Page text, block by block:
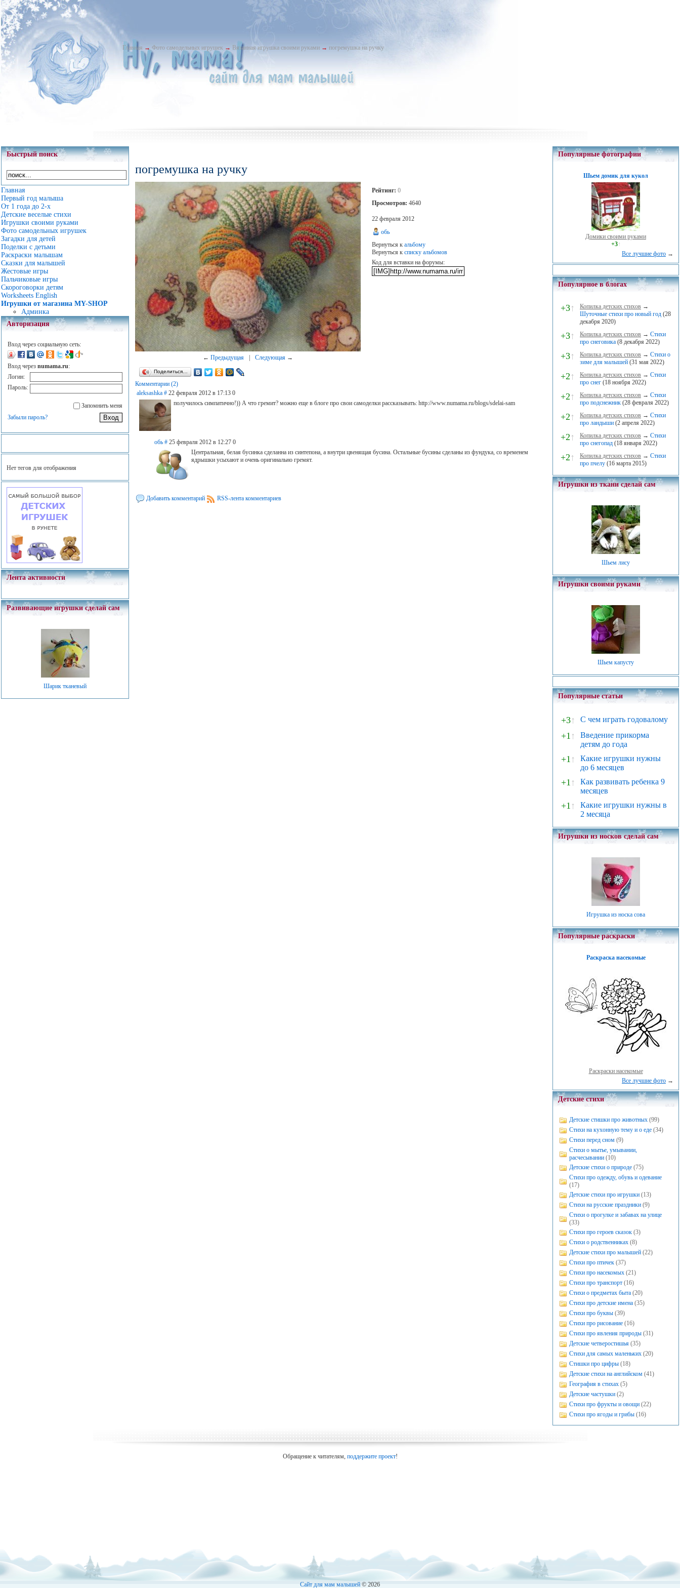
Главная → Фото самодельных игрушек → Вязанная игрушка своими руками → погремушка на ручку
Быстрый поиск
Главная
Первый год малыша
От 1 года до 2-х
Детские веселые стихи
Игрушки своими руками
Фото самодельных игрушек
Загадки для детей
Поделки с детьми
Раскраски малышам
Сказки для малышей
Жестовые игры
Пальчиковые игры
Скороговорки детям
Worksheets English
Игрушки от магазина MY-SHOP
Админка
Авторизация
Вход через социальную сеть:
Вход через numama.ru:
Логин:
Пароль:
Запомнить меня
Забыли пароль?
Нет тегов для отображения
Лента активности
Развивающие игрушки сделай сам
Шарик тканевый
погремушка на ручку
←Предыдущая Следующая →
Рейтинг:0
Просмотров:4640
22 февраля 2012
обь
Вернуться кальбому
Вернуться ксписку альбомов
Код для вставки на форумы:
Поделиться…
Комментарии (2)
aleksashka # 22 февраля 2012 в 17:13 0
получилось симпатично!)) А что гремит? можно еще в блоге про свои самоделки рассказывать: http://www.numama.ru/blogs/sdelai-sam
обь # 25 февраля 2012 в 12:27 0
Центральная, белая бусинка сделанна из синтепона, а внутри цвенящая бусина. Остальные бусины сделаны из фундука, со временем
ядрышки усыхают и очень оригинально гремят.
Добавить комментарий RSS-лента комментариев
Популярные фотографии
Шьем домик для кукол
Домики своими руками
+3↑
Все лучшие фото →
Популярное в блогах
+3↑ Копилка детских стихов →
Шуточные стихи про новый год (28
декабря 2020)
+3↑ Копилка детских стихов → Стихи
про снеговика (8 декабря 2022)
+3↑ Копилка детских стихов → Стихи о
зиме для малышей (31 мая 2022)
+2↑ Копилка детских стихов → Стихи
про снег (18 ноября 2022)
+2↑ Копилка детских стихов → Стихи
про подснежник (28 февраля 2022)
+2↑ Копилка детских стихов → Стихи
про ландыши (2 апреля 2022)
+2↑ Копилка детских стихов → Стихи
про снегопад (18 января 2022)
+2↑ Копилка детских стихов → Стихи
про пчелу (16 марта 2015)
Игрушки из ткани сделай сам
Шьем лису
Игрушки своими руками
Шьем капусту
Популярные статьи
+3↑ С чем играть годовалому
+1↑
Введение прикорма
детям до года
+1↑
Какие игрушки нужны
до 6 месяцев
+1↑
Как развивать ребенка 9
месяцев
+1↑
Какие игрушки нужны в
2 месяца
Игрушки из носков сделай сам
Игрушка из носка сова
Популярные раскраски
Раскраска насекомые
Раскраски насекомые
Все лучшие фото →
Детские стихи
Детские стишки про животных (99)
Стихи на кухонную тему и о еде (34)
Стихи перед сном (9)
Стихи о мытье, умывании,
расчесывании (10)
Детские стихи о природе (75)
Стихи про одежду, обувь и одевание
(17)
Детские стихи про игрушки (13)
Стихи на русские праздники (9)
Стихи о прогулке и забавах на улице
(33)
Стихи про героев сказок (3)
Стихи о родственниках (8)
Детские стихи про малышей (22)
Стихи про птичек (37)
Стихи про насекомых (21)
Стихи про транспорт (16)
Стихи о предметах быта (20)
Стихи про детские имена (35)
Стихи про буквы (39)
Стихи про рисование (16)
Стихи про явления природы (31)
Детские четверостишья (35)
Стихи для самых маленьких (20)
Стишки про цифры (18)
Детские стихи на английском (41)
География в стихах (5)
Детские частушки (2)
Стихи про фрукты и овощи (22)
Стихи про ягоды и грибы (16)
Обращение к читателям, поддержите проект!
Сайт для мам малышей© 2026